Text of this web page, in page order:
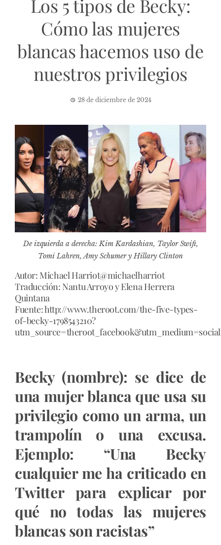
Los 5 tipos de Becky:
Cómo las mujeres
blancas hacemos uso de
nuestros privilegios
28 de diciembre de 2024
De izquierda a derecha:Kim Kardashian, Taylor Swift,
Tomi Lahren, Amy Schumer y Hillary Clinton
Autor: Michael Harriot@michaelharriot
Traducción: Nantu Arroyo y Elena Herrera
Quintana
Fuente:http://www.theroot.com/the-five-types-
of-becky-1798543210?
Becky (nombre): se dice de
una mujer blanca que usa su
privilegio como un arma, un
trampolín o una excusa.
Ejemplo: “Una Becky
cualquier me ha criticado en
Twitter para explicar por
qué no todas las mujeres
blancas son racistas”